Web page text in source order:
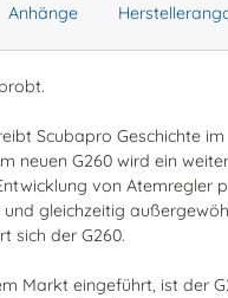
Anhänge
Scubapro Geschichte im
neuen G260 wird ein
von Atemregler
gleichzeitig
sich der G260.
Markt eingeführt, ist der